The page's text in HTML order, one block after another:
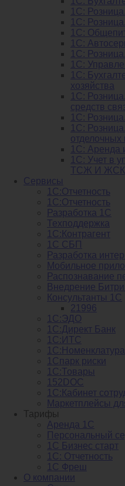
1С:
1С:
1C:
1С:
1С:
1С:
1С:
хозяйства
1С:
средств
1С:
1С:
отделочных
1С: Аренда
1C: Учет в
ТСЖ И ЖСК
Сервисы
1С:Отчетность
1С:Отчетность
Разработка 1С
Техподдержка
1С:Контрагент
1С СБП
Разработка
Мобильное
Распознавание
Внедрение
Консультанты 1С
21996
1С:ЭДО
1С:Директ Банк
1С:ИТС
1С:Номенклатура
1Спарк риски
1С:Товары
152DOC
1С:Кабинет
Маркетплейсы
Тарифы
Аренда 1С
Персональный
1С Бизнес старт
1С: Отчетность
1C Фреш
О компании